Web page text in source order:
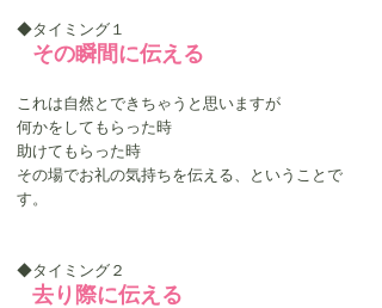
◆タイミング１
その瞬間に伝える
これは自然とできちゃうと思いますが
何かをしてもらった時
助けてもらった時
その場でお礼の気持ちを伝える、ということで
す。
◆タイミング２
去り際に伝える